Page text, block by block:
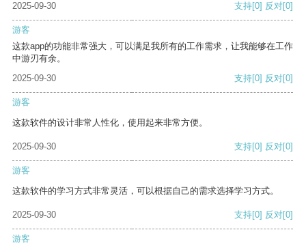
2025-09-30
支持[0] 反对[0]
游客
这款app的功能非常强大，可以满足我所有的工作需求，让我能够在工作
中游刃有余。
2025-09-30
支持[0] 反对[0]
游客
这款软件的设计非常人性化，使用起来非常方便。
2025-09-30 支持[0] 反对[0]
游客
这款软件的学习方式非常灵活，可以根据自己的需求选择学习方式。
2025-09-30 支持[0] 反对[0]
游客